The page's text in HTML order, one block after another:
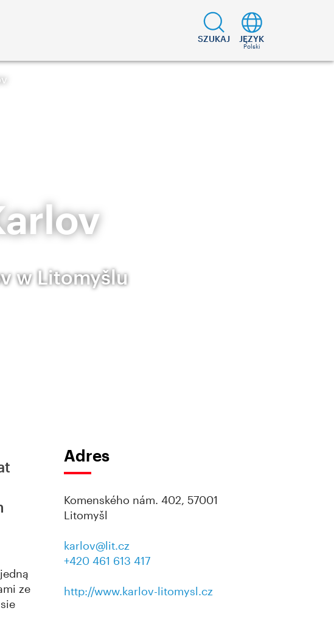
SZUKAJ JĘZYK
Polski
w Litomyšlu
ze
Adres
Komenského nám. 402, 57001
Litomyšl
karlov@lit.cz
+420 461 613 417
http://www.karlov-litomysl.cz